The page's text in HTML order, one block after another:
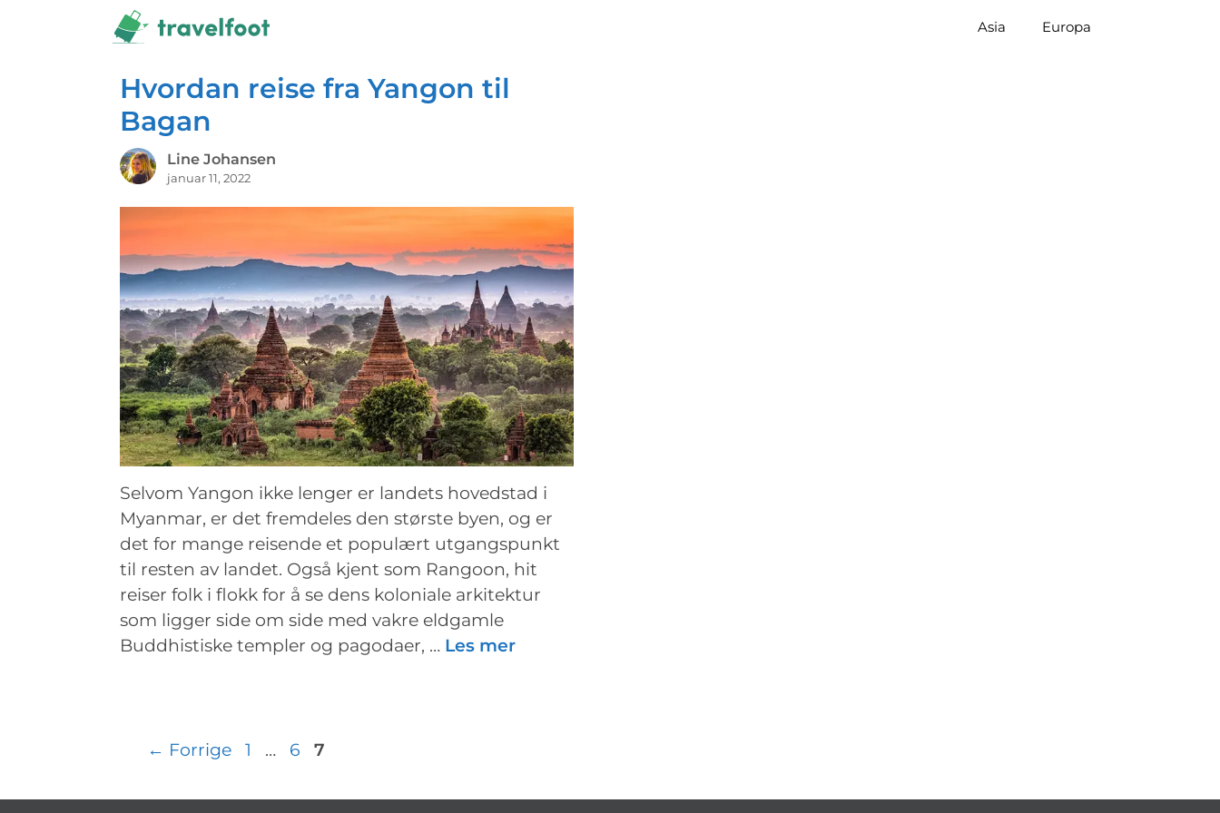
Asia Europa
Hvordan reise fra Yangon til
Bagan
Line Johansen
januar 11, 2022
Selvom Yangon ikke lenger er landets hovedstad i
Myanmar, er det fremdeles den største byen, og er
det for mange reisende et populært utgangspunkt
til resten av landet. Også kjent som Rangoon, hit
reiser folk i flokk for å se dens koloniale arkitektur
som ligger side om side med vakre eldgamle
Buddhistiske templer og pagodaer, … Les mer
Innleggsnavigasjon
← Forrige Side
1 … Side
6 Side
7